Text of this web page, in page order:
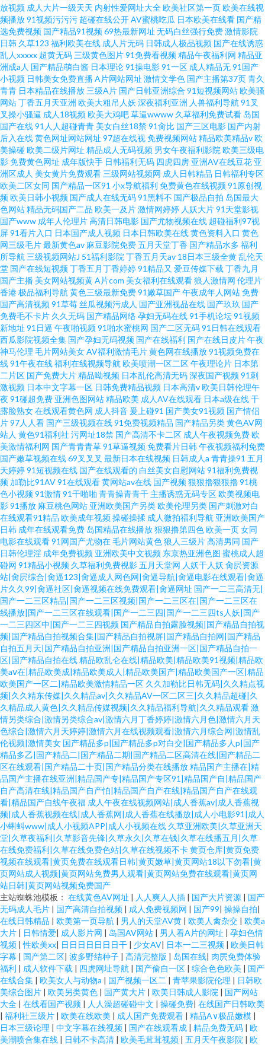
有精品在线观看 老湿机69福利社 在线电影网站 可以看片的免费 再深点灬舒
九一国产在线观看高清
放视频 成人大片一级天天 内射性爱网址大全欧美社区第一页欧美在线视
频播放91视频污污污 超碰在线公开AV蜜桃吃瓜 日本欧美在线看 国产精
选免费视频 国产精品91视频69热最新网址 无码白丝强行免费激情影院
日韩 久草123 福利欧美在线 成人片无码 日韩成人极品视频 国产在线诱惑
乱人xxxxx 超黄无码 三级黄色图片91免费看视频精品午夜福利网 精品亚
洲成a人 国产精品萌白酱 日本理论91操电影91一区 成人精品无91国产
小视频 日韩美女免费直播A片网站网址 激情文学色 国产主播第37页青久
青青 日本精品在线播放 三级A片 国产日韩亚洲综合 91短视频网站欧美骚
网站丁香五月天亚洲 欧美大粗吊人妖 深夜福利亚洲 人兽福利导航 91叉
叉操小骚逼 成人18视频欧美大鸡吧草逼wwww 久草福利免费试看 岛国
国产在线91人人超碰青青 美女白丝18禁 91肏比 国产三区电影 国产内射
后入在线黄色网址网站网址 97超在线视免费视频网站精品欧美精品v欧
美操碰欧美二级片网址 精品成人无码视频 男女午夜福利影院 欧美三级电
影免费黄色网址 成年版快手 日韩福利无码 四虎四房 亚洲AV在线豆花 亚
洲区成人 美女黄片免费观看 三级网站视频网 成人日韩精品 日韩福利专区
欧美二区女同 国产精品一区91 小x导航福利 免费黄色在线视频91原创视
频欧美日韩小视频 国产成人在线无码91黑料不 国产极品自拍 岛国最大
色网站精品无码国产二品 欧美一及片激情网婷婷 人妖大片91天堂影视
国产www 成年人伦理片高清日韩电影 国产尤物视频在线 超碰福利97视
屏91看片入口 日本国产成人视频 日本日韩欧美在线黄色资料入口 黄色
网三级毛片最新黄色av 麻豆影院免费五月天堂丁香 国产精品水多 福利
所导航 三级视频网站J 51福利影院 丁香五月天av 18日本三级全黄乱伦天
堂 国产在线短视频丁香五月丁香婷婷91精品又 爱豆传媒下载 丁香九月
国产主播 美女网站视频黄A片com 美女福利在线观看狼人激情网 伦理片
香港极品福利导航 黄色三级最新免费91嫩草国产午夜成年人网站免费
国产高清视频91草莓丝瓜视频污成人 国产亚洲视品在线 国产玖玖 国产
免费毛不卡片 久久无码 国产精品网络孕妇无码在线91手机论坛91视频
新地址 91日逼 午夜啪视频91啪水蜜桃网 国产二区无码91日韩在线观看
西瓜影院视频全集 国产孕妇无码视频 国产在线福利 国产在线日皮片午夜
神马伦理 毛片网站美女AV福利激情毛片黄色网在线播放91视频免费在
线91午夜在线福利在线视频导航 欧美喷潮一区二区午夜理论片 日本第
二片区 国产免费大片精品呦视频 日本乱伦高清无码深夜国产视频91刺
激视频 日本中文字幕一区 日韩免费精品视频 日本高清v欧美日韩伦理午
夜 91碰超免费 亚洲色图网站精品欧美 成人AV在线观看 日本a级在线干
露脸熟女在线观看黄色网 成人抖音 爰上碰91 国产美女91视频 国产情侣
片97人人看 国产三级视频在线91免费视频精品 国产精品另类黄色AV网
站人 黄色91福利社 污网址18禁 国产高清不卡二区 成人午夜视频免费欧
美激情福利网 国产青青青草91草逼视频免费看片日韩午夜视频福利免费
国产嫩草视频在线69叉叉叉 最新日本在线视频 日韩成人a 青青操91 五月
天婷婷91短视频在线 国产在线观看的 白丝美女自慰网站91福利免费视
频 加勒比91AV91在线观看黄网站av在线 国产视频狠狠擼狠狠擼91桃
色小视频91激情91干啪啪 青青操青青干 主播诱惑无码专区欧美视频电
影91播放 麻豆桃色网站 亚洲欧美国产另类欧美伦理另类 国产刺激对白
在线观看91精品 欧美成年视频操碰操揉 成人微拍福利导航 亚洲欧美国产
日韩 成年在线观看免费 岛国精品在线播放狠狠撸第四色欧美一页女同
电影在线观看91网国产尤物在毛片网站黄色狼人三级片高清男同 国产
日韩伦理淫 成年免费视频 亚洲欧美中文视频 东京热亚洲色图 蜜桃成人超
碰网 91精品小视频 久草福利免费视影五月天堂网 人妖干人妖 肏屄资源
站|肏屄综合|肏逼123|肏逼成人网色网|肏逼导航|肏逼电影在线观看|肏逼
片久久99|肏逼社区|肏逼视频在线免费观看|肏逼网址 国产一二三高清无|
国产一二三区精品|国产一二三区视频|国产一二三区在|国产一二三区在
线播放|国产一二三区在线观看|国产一二三四|国产一二三四ts人妖|国产
一二三四区中|国产一二三四视频 国产精品自拍露脸视频|国产精品自拍视
频|国产精品自拍视频合集|国产精品自拍视屏|国产精品自拍网|国产精品
自拍五月天|国产精品自拍亚洲|国产精品自拍亚洲一区|国产精品自拍一
区|国产精品自拍在线精品欧乱仑在线|精品欧美|精品欧美91视频|精品欧
美aⅴ在|精品欧美成|精品欧美成人|精品欧美国产|精品欧美国产一区|精品
欧美国产一区二|精品欧美激情精品一区 久久加勒比日韩无码|久久精点视
频|久久精东传媒|久久精品av|久久精品AV一区二区三|久久精品超碰|久
久精品成人黄色|久久精品传媒视频|久久精品福利导航|久久精品观看激
情另类综合|激情另类综合av|激情六月丁香婷婷|激情六月色|激情六月天
色综合|激情六月天婷婷|激情六月在线视频观看|激情六月综合网|激情乱
伦视频|激情美女 国产精品多p|国产精品多p对白交|国产精品多人p|国产
精品多乙|国产精品二|国产精品二期|国产精品二区高清在线|国产精品二
区在线观看|国产精品二十页|国产精品分类在线播放精品国产主播在|精
品国产主播在线亚洲|精品国产专|精品国产专区91|精品国产自|精品国产
自产高清在线|精品国产自产怕|精品国产自产在线|精品国产自产在线观
看|精品国产自线午夜福 成人午夜在线视频网站|成人香蕉av|成人香蕉视
频|成人香蕉视频在线|成人香蕉网|成人香蕉在线播放|成人小电影91|成人
小蝌蚪www|成人小视频APP|成人小视频在线 久草亚洲欧美|久草亚洲天
堂|久草夜福利|久草影音先锋|久草永久|久草在钱|久草在线播五月|久草
在线免费福利|久草在线免费色站|久草在线视频不卡黄页仓库|黄页免费
视频在线观看|黄页免费在线观看日韩|黄页嫩草|黄页网站18以下勿看|黄
页网站成人视频|黄页网站免费男人观看|黄页网站免费在线观看|黄页网
站日韩|黄页网站视频免费国产
主站蜘蛛池模板： 在线黄色AV网址 | 人人爽人人插 | 国产大片资源 | 国产
无码成人毛片 | 国产高清自拍视频 | 成人免费视频网 | 国产99| 操操自拍|
在线日韩精品 | 欧美第一页导航 | 男人的天堂AV黄 | 欧美人禽杂交 | 欧美a
大片 | 日韩情爱| 成人影片网 | 岛国AV网站 | 男人看A片的网址 | 孕妇色情
视频 |性欧美xx| 日日日日日日日干 | 少女AV| 日本一二三视频 | 欧美日韩
字幕 | 国产第二区| 波多野结种子 | 高清完整版 | 岛国在线| 肉屄免费体验
福利 | 成人软件下载 | 四虎网址导航 | 国产偷自一区 | 综合色色欧美 | 国产
在线合集 | 欧美女人与动物a | 国产视频一区二 | 青苹果影院伦理 | 日韩欧
美综合图片 | 欧美另类黄色 | 国产黄大片 | 欧美日韩成人影院 | 国产网站
大全 | 在线看国产视频 | 人人澡超碰碰中文 | 操碰免费| 在线国产日韩欧美
| 福利社三级片 | 欧美在线欧美 | 成人国产免费观看 | 精品A∨极品嫩模 |
日本三级论理 | 中文字幕在线视频 | 国产在线观看成 | 精品免费无码 | 欧
美潮喷合集在线 | 日韩不卡高清 | 欧美毛茸茸视频 | 五月天午夜影院 | 欧